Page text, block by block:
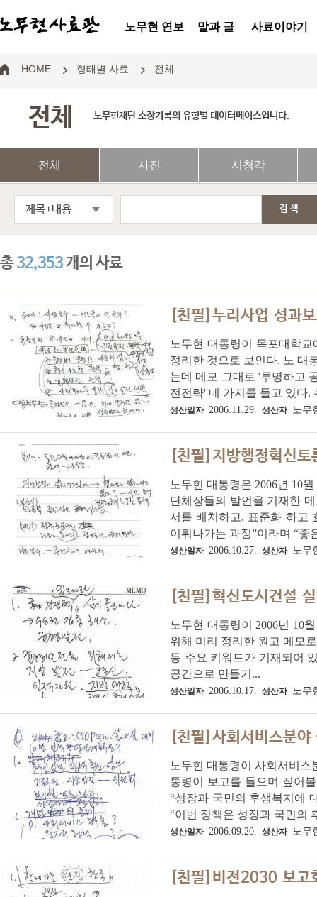
노무현 연보 말과 글 사료이야기
HOME 형태별 사료 전체
전체 노무현재단 소장기록의 유형별 데이터베이스입니다.
전체 사진 시청각
제목+내용 검색
총32,353개의 사료
[친필]누리사업 성과
노무현 대통령이 목포대학
정리한 것으로 보인다. 노 대
는데 메모 그대로 '투명하고
전전략' 네 가지를 들고 있다.
생산일자 2006.11.29. 생산자 노무
[친필]지방행정혁신토
노무현 대통령은 2006년 10
단체장들의 발언을 기재한
서를 배치하고, 표준화 하고
이뤄나가는 과정”이라며 “좋
생산일자 2006.10.27. 생산자 노무
[친필]혁신도시건설
노무현 대통령이 2006년 10
위해 미리 정리한 원고 메모
등 주요 키워드가 기재되어
공간으로 만들기...
생산일자 2006.10.17. 생산자 노무
[친필]사회서비스분
노무현 대통령이 사회서비
통령이 보고를 들으며 짚어
“성장과 국민의 후생복지에
“이번 정책은 성장과 국민의
생산일자 2006.09.20. 생산자 노무
[친필]비전2030 보고